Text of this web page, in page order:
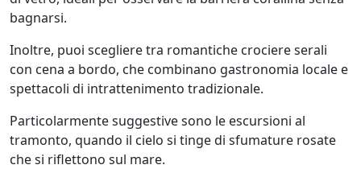
bagnarsi.
Inoltre, puoi scegliere tra romantiche crociere serali
con cena a bordo, che combinano gastronomia locale e
spettacoli di intrattenimento tradizionale.
Particolarmente suggestive sono le escursioni al
tramonto, quando il cielo si tinge di sfumature rosate
che si riflettono sul mare.